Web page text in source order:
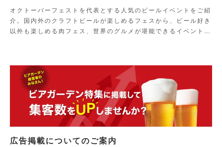
オクトーバーフェストを代表とする人気のビールイベントをご紹
介。国内外のクラフトビールが楽しめるフェスから、ビール好き
以外も楽しめる肉フェス、世界のグルメが堪能できるイベントま
広告掲載についてのご案内